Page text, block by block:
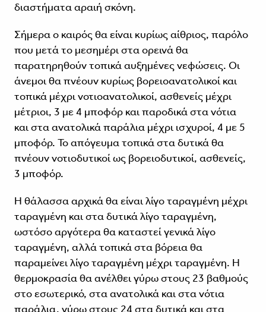
διαστήματα αραιή σκόνη.
Σήμερα ο καιρός θα είναι κυρίως αίθριος, παρόλο
που μετά το μεσημέρι στα ορεινά θα
παρατηρηθούν τοπικά αυξημένες νεφώσεις. Οι
άνεμοι θα πνέουν κυρίως βορειοανατολικοί και
τοπικά μέχρι νοτιοανατολικοί, ασθενείς μέχρι
μέτριοι, 3 με 4 μποφόρ και παροδικά στα νότια
και στα ανατολικά παράλια μέχρι ισχυροί, 4 με 5
μποφόρ. Το απόγευμα τοπικά στα δυτικά θα
πνέουν νοτιοδυτικοί ως βορειοδυτικοί, ασθενείς,
3 μποφόρ.
Η θάλασσα αρχικά θα είναι λίγο ταραγμένη μέχρι
ταραγμένη και στα δυτικά λίγο ταραγμένη,
ωστόσο αργότερα θα καταστεί γενικά λίγο
ταραγμένη, αλλά τοπικά στα βόρεια θα
παραμείνει λίγο ταραγμένη μέχρι ταραγμένη. Η
θερμοκρασία θα ανέλθει γύρω στους 23 βαθμούς
στο εσωτερικό, στα ανατολικά και στα νότια
παράλια, γύρω στους 24 στα δυτικά και στα